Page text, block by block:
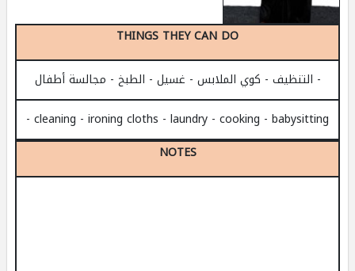
THINGS THEY CAN DO
- التنظيف - كوي الملابس - غسيل - الطبخ - مجالسة أطفال
- cleaning - ironing cloths - laundry - cooking - babysitting
NOTES